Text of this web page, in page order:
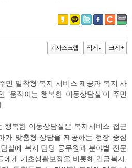
기사스크랩 작게 - 크게 +
민 밀착형 복지 서비스 제공과 복지 사
‘움직이는 행복한 이동상담실’이 주민
.
행복한 이동상담실은 복지서비스 접근
가 맞춤형 상담을 제공하는 현장 중심
실에 복지 담당 공무원과 분야별 전문
에게 기초생활보장을 비롯해 긴급복지,